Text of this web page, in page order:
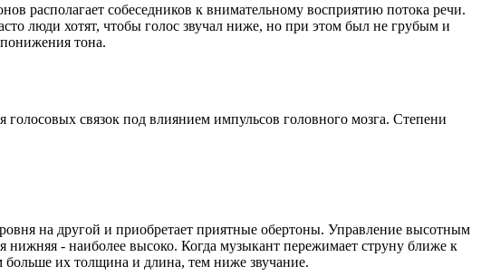
располагает собеседников к внимательному восприятию потока речи.
люди хотят, чтобы голос звучал ниже, но при этом был не грубым и
тона.
голосовых связок под влиянием импульсов головного мозга. Степени
на другой и приобретает приятные обертоны. Управление высотным
нижняя - наиболее высоко. Когда музыкант пережимает струну ближе к
больше их толщина и длина, тем ниже звучание.